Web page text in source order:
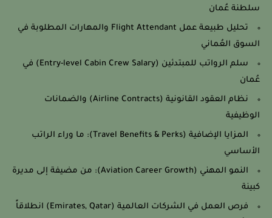
سلطنة عُمان
تحليل طبيعة عمل Flight Attendant والمهارات المطلوبة في
السوق العُماني
سلم الرواتب للمبتدئين (Entry-level Cabin Crew Salary) في
عُمان
نظام العقود القانونية (Airline Contracts) والضمانات
الوظيفية
المزايا الإضافية (Travel Benefits & Perks): ما وراء الراتب
الأساسي
النمو المهني (Aviation Career Growth): من مضيفة إلى مديرة
كبينة
فرص العمل في الشركات العالمية (Emirates, Qatar) انطلاقاً